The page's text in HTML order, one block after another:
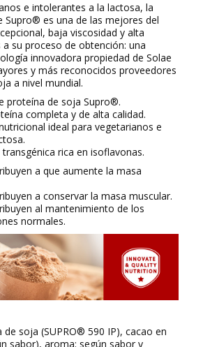
e intolerantes a la lactosa, la
Supro® es una de las mejores del
baja viscosidad y alta
su proceso de obtención: una
innovadora propiedad de Solae
y más reconocidos proveedores
a nivel mundial.
proteína de soja Supro®.
completa y de alta calidad.
ideal para vegetarianos e
rica en isoflavonas.
a que aumente la masa
a conservar la masa muscular.
al mantenimiento de los
normales.
soja (SUPRO® 590 IP), cacao en
sabor), aroma: según sabor y